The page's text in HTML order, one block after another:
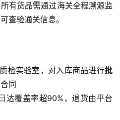
有货品需通过海关全程溯源监
查验通关信息。
检实验室，对入库商品进行批
同
达覆盖率超90%，退货由平台